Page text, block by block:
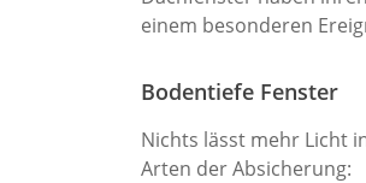
einem besonderen
Bodentiefe Fenster
Nichts lässt mehr Licht
Arten der Absicherung: